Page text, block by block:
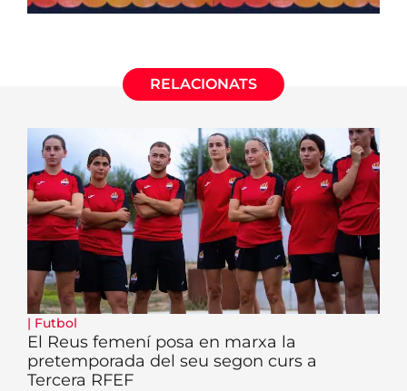
RELACIONATS
| Futbol
El Reus femení posa en marxa la
pretemporada del seu segon curs a
Tercera RFEF